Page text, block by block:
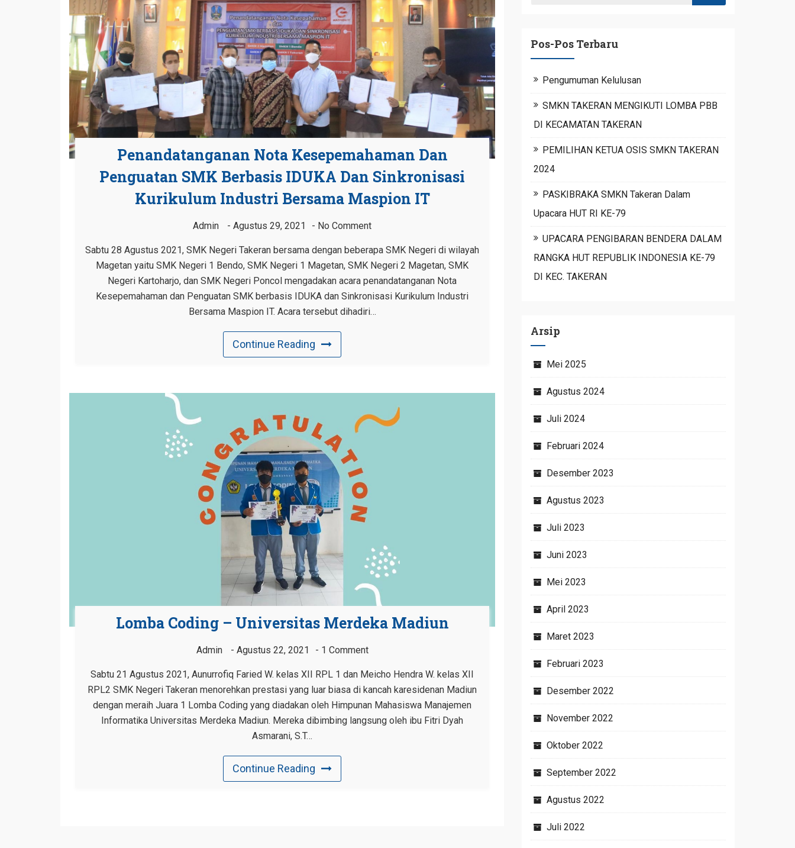
Penandatanganan Nota Kesepemahaman Dan
Penguatan SMK Berbasis IDUKA Dan Sinkronisasi
Kurikulum Industri Bersama Maspion IT
Admin Agustus 29, 2021 No Comment
Sabtu 28 Agustus 2021, SMK Negeri Takeran bersama dengan beberapa SMK Negeri di wilayah
Magetan yaitu SMK Negeri 1 Bendo, SMK Negeri 1 Magetan, SMK Negeri 2 Magetan, SMK
Negeri Kartoharjo, dan SMK Negeri Poncol mengadakan acara penandatanganan Nota
Kesepemahaman dan Penguatan SMK berbasis IDUKA dan Sinkronisasi Kurikulum Industri
Bersama Maspion IT. Acara tersebut dihadiri…
Continue Reading
Lomba Coding – Universitas Merdeka Madiun
Admin Agustus 22, 2021 1 Comment
Sabtu 21 Agustus 2021, Aunurrofiq Faried W. kelas XII RPL 1 dan Meicho Hendra W. kelas XII
RPL2 SMK Negeri Takeran menorehkan prestasi yang luar biasa di kancah karesidenan Madiun
dengan meraih Juara 1 Lomba Coding yang diadakan oleh Himpunan Mahasiswa Manajemen
Informatika Universitas Merdeka Madiun. Mereka dibimbing langsung oleh ibu Fitri Dyah
Asmarani, S.T…
Continue Reading
Pos-Pos Terbaru
Pengumuman Kelulusan
SMKN TAKERAN MENGIKUTI LOMBA PBB
DI KECAMATAN TAKERAN
PEMILIHAN KETUA OSIS SMKN TAKERAN
2024
PASKIBRAKA SMKN Takeran Dalam
Upacara HUT RI KE-79
UPACARA PENGIBARAN BENDERA DALAM
RANGKA HUT REPUBLIK INDONESIA KE-79
DI KEC. TAKERAN
Arsip
Mei 2025
Agustus 2024
Juli 2024
Februari 2024
Desember 2023
Agustus 2023
Juli 2023
Juni 2023
Mei 2023
April 2023
Maret 2023
Februari 2023
Desember 2022
November 2022
Oktober 2022
September 2022
Agustus 2022
Juli 2022